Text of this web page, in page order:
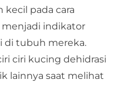
kecil pada cara
indikator
di tubuh mereka.
ciri kucing dehidrasi
lainnya saat melihat